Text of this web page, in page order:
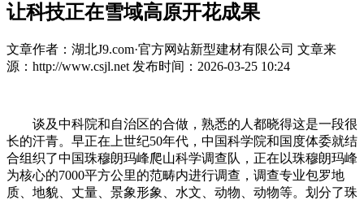
让科技正在雪域高原开花成果
文章作者：湖北J9.com·官方网站新型建材有限公司 文章来
源：http://www.csjl.net 发布时间：2026-03-25 10:24
谈及中科院和自治区的合做，熟悉的人都晓得这是一段很
长的汗青。早正在上世纪50年代，中国科学院和国度体委就结
合组织了中国珠穆朗玛峰爬山科学调查队，正在以珠穆朗玛峰
为核心的7000平方公里的范畴内进行调查，调查专业包罗地
质、地貌、丈量、景象形象、水文、动物、动物等。划分了珠